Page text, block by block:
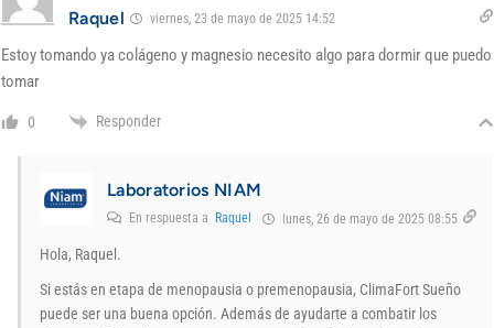
Raquel viernes, 23 de mayo de 2025 14:52
Estoy tomando ya colágeno y magnesio necesito algo para dormir que puedo
tomar
0 Responder
Laboratorios NIAM
En respuesta a Raquel lunes, 26 de mayo de 2025 08:55
Hola, Raquel.
Si estás en etapa de menopausia o premenopausia, ClimaFort Sueño
puede ser una buena opción. Además de ayudarte a combatir los